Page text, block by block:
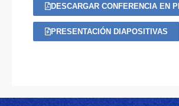
DESCARGAR CONFERENCIA EN
PRESENTACIÓN DIAPOSITIVAS